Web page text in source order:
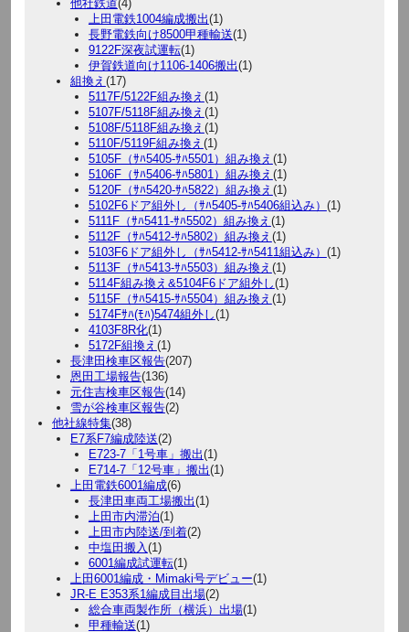
他社鉄道(4)
上田電鉄1004編成搬出(1)
長野電鉄向け8500甲種輸送(1)
9122F深夜試運転(1)
伊賀鉄道向け1106-1406搬出(1)
組換え (17)
5117F/5122F組み換え (1)
5107F/5118F組み換え (1)
5108F/5118F組み換え (1)
5110F/5119F組み換え (1)
5105F（ｻﾊ5405-ｻﾊ5501）組み換え (1)
5106F（ｻﾊ5406-ｻﾊ5801）組み換え (1)
5120F（ｻﾊ5420-ｻﾊ5822）組み換え (1)
5102F6ドア組外し（ｻﾊ5405-ｻﾊ5406組込み） (1)
5111F（ｻﾊ5411-ｻﾊ5502）組み換え (1)
5112F（ｻﾊ5412-ｻﾊ5802）組み換え (1)
5103F6ドア組外し（ｻﾊ5412-ｻﾊ5411組込み） (1)
5113F（ｻﾊ5413-ｻﾊ5503）組み換え (1)
5114F組み換え&5104F6ドア組外し(1)
5115F（ｻﾊ5415-ｻﾊ5504）組み換え (1)
5174Fｻﾊ(ﾓﾊ)5474組外し(1)
4103F8R化(1)
5172F組換え (1)
長津田検車区報告(207)
恩田工場報告(136)
元住吉検車区報告(14)
雪が谷検車区報告(2)
他社線特集(38)
E7系F7編成陸送(2)
E723-7「1号車」搬出(1)
E714-7「12号車」搬出(1)
上田電鉄6001編成(6)
長津田車両工場搬出(1)
上田市内滞泊(1)
上田市内陸送/到着(2)
中塩田搬入(1)
6001編成試運転(1)
上田6001編成・Mimaki号デビュー(1)
JR-E E353系1編成目出場(2)
総合車両製作所（横浜）出場(1)
甲種輸送(1)